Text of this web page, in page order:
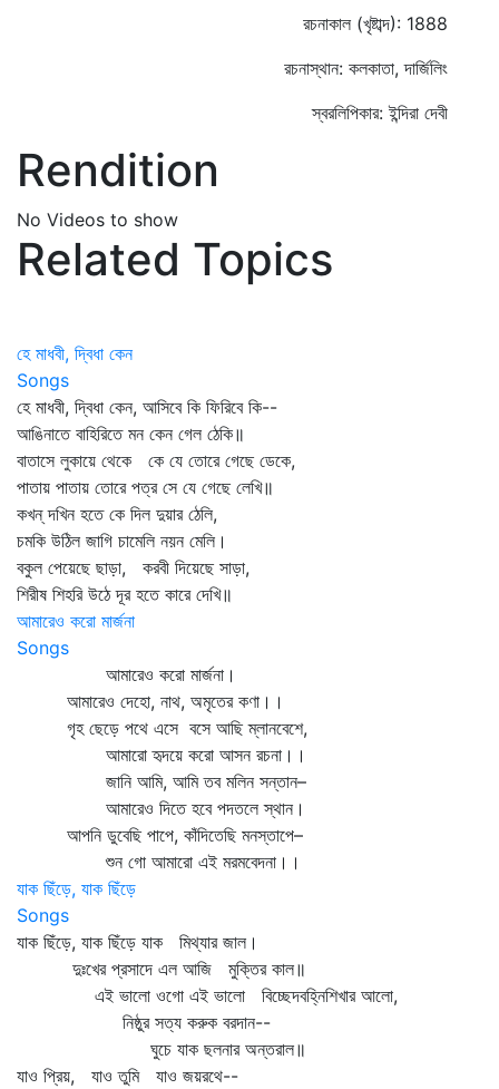
রচনাকাল (খৃষ্টাব্দ): 1888
রচনাস্থান: কলকাতা, দার্জিলিং
স্বরলিপিকার: ইন্দিরা দেবী
Rendition
No Videos to show
Related Topics
হে মাধবী, দ্বিধা কেন
Songs
হে মাধবী, দ্বিধা কেন, আসিবে কি ফিরিবে কি--
আঙিনাতে বাহিরিতে মন কেন গেল ঠেকি॥
বাতাসে লুকায়ে থেকে কে যে তোরে গেছে ডেকে,
পাতায় পাতায় তোরে পত্র সে যে গেছে লেখি॥
কখন্‌ দখিন হতে কে দিল দুয়ার ঠেলি,
চমকি উঠিল জাগি চামেলি নয়ন মেলি।
বকুল পেয়েছে ছাড়া, করবী দিয়েছে সাড়া,
শিরীষ শিহরি উঠে দূর হতে কারে দেখি॥
আমারেও করো মার্জনা
Songs
আমারেও করো মার্জনা।
আমারেও দেহো, নাথ, অমৃতের কণা।।
গৃহ ছেড়ে পথে এসে বসে আছি ম্লানবেশে,
আমারো হৃদয়ে করো আসন রচনা।।
জানি আমি, আমি তব মলিন সন্তান–
আমারেও দিতে হবে পদতলে স্থান।
আপনি ডুবেছি পাপে, কাঁদিতেছি মনস্তাপে–
শুন গো আমারো এই মরমবেদনা।।
যাক ছিঁড়ে, যাক ছিঁড়ে
Songs
যাক ছিঁড়ে, যাক ছিঁড়ে যাক মিথ্যার জাল।
দুঃখের প্রসাদে এল আজি মুক্তির কাল॥
এই ভালো ওগো এই ভালো বিচ্ছেদবহ্নিশিখার আলো,
নিষ্ঠুর সত্য করুক বরদান--
ঘুচে যাক ছলনার অন্তরাল॥
যাও প্রিয়, যাও তুমি যাও জয়রথে--